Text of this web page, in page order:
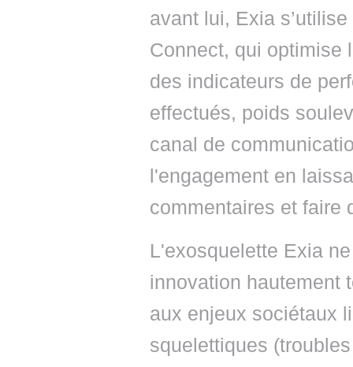
avant lui, Exia
Connect, qui optimise
des indicateurs de
effectués, poids
canal de
l'engagement en
commentaires et faire
L'exosquelette Exia
innovation hautement
aux enjeux sociétaux
squelettiques